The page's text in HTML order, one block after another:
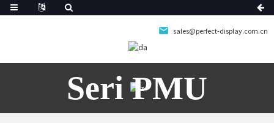
sales@perfect-display.com.cn
Seri PMU